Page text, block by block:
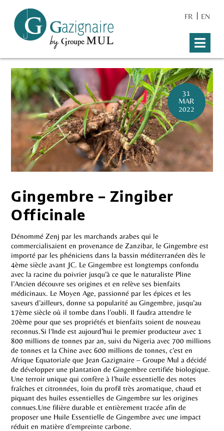
FR EN
31
MAR
2022
Gingembre – Zingiber
Officinale
Dénommé Zenj par les marchands arabes qui le
commercialisaient en provenance de Zanzibar, le Gingembre est
importé par les phéniciens dans la bassin méditerranéen dès le
4ème siècle avant JC. Le Gingembre est longtemps confondu
avec la racine du poivrier jusqu’à ce que le naturaliste Pline
l’Ancien découvre ses origines et en relève ses bienfaits
médicinaux. Le Moyen Age, passionné par les épices et les
saveurs d’ailleurs, donne sa popularité au Gingembre, jusqu’au
17ème siècle où il tombe dans l’oubli. Il faudra attendre le
20ème pour que ses propriétés et bienfaits soient de nouveau
reconnus.Si l’Inde est aujourd’hui le premier producteur avec 1
800 millions de tonnes par an, suivi du Nigeria avec 700 millions
de tonnes et la Chine avec 600 millions de tonnes, c’est en
Afrique Equatoriale que Jean Gazignaire – Groupe Mul a décidé
de développer une plantation de Gingembre certifiée biologique.
Une terroir unique qui confère à l’huile essentielle des notes
fraîches et citronnées, loin du profil très aromatique, chaud et
piquant des huiles essentielles de Gingembre sur les origines
connues.Une filière durable et entièrement tracée afin de
proposer une Huile Essentielle de Gingembre avec une impact
réduit en matière d’empreinte carbone.